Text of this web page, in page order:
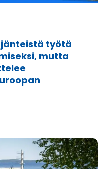
työtä
mutta